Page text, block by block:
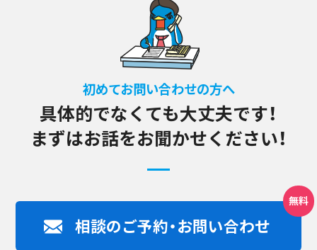
初めてお問い合わせの方へ
具体的でなくても大丈夫です！
まずはお話をお聞かせください！
相談のご予約・お問い合わせ